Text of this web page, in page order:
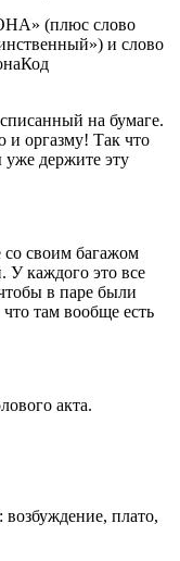
(плюс слово
и слово
на бумаге.
и оргазму! Так что
уже держите эту
своим багажом
У каждого это все
в паре были
там вообще есть
акта.
возбуждение, плато,